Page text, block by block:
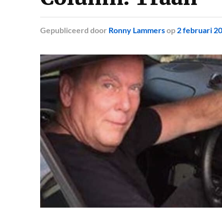
Gepubliceerd door Ronny Lammersop 2 februari